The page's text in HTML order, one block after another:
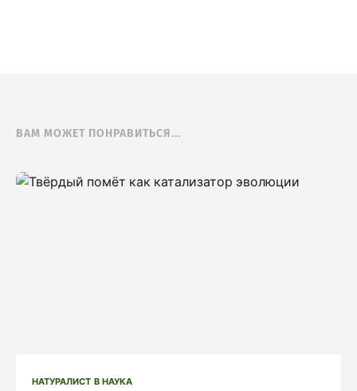
ВАМ МОЖЕТ ПОНРАВИТЬСЯ...
НАТУРАЛИСТ В НАУКА